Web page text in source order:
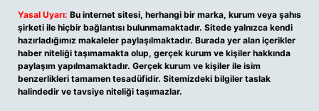
Yasal Uyarı: Bu internet sitesi, herhangi bir marka, kurum veya şahıs
şirketi ile hiçbir bağlantısı bulunmamaktadır. Sitede yalnızca kendi
hazırladığımız makaleler paylaşılmaktadır. Burada yer alan içerikler
haber niteliği taşımamakta olup, gerçek kurum ve kişiler hakkında
paylaşım yapılmamaktadır. Gerçek kurum ve kişiler ile isim
benzerlikleri tamamen tesadüfidir. Sitemizdeki bilgiler taslak
halindedir ve tavsiye niteliği taşımazlar.